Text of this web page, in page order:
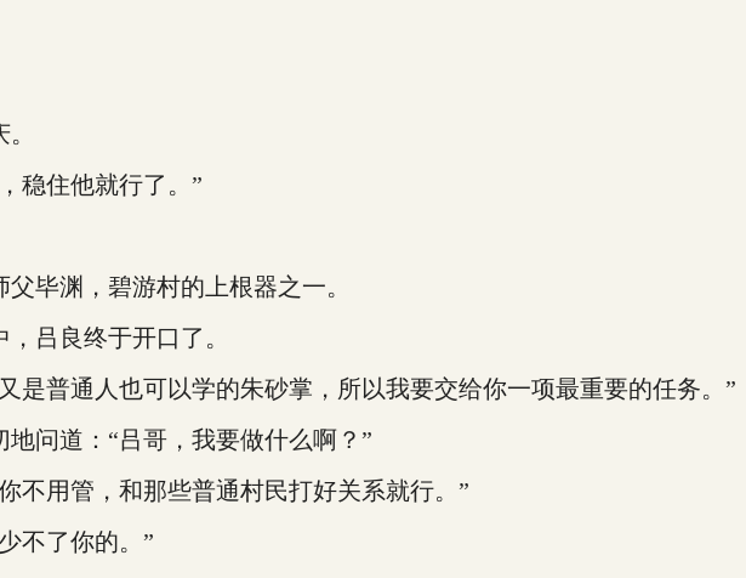
住他就行了。”
渊，碧游村的上根器之一。
吕良终于开口了。
普通人也可以学的朱砂掌，所以我要交给你一项最重要的任务。”
问道：“吕哥，我要做什么啊？”
用管，和那些普通村民打好关系就行。”
不了你的。”